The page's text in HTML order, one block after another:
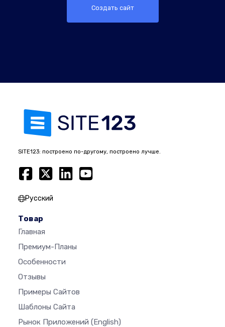
Создать сайт
SITE123: построено по-другому, построено лучше.
Русский
Товар
Главная
Премиум-Планы
Особенности
Отзывы
Примеры Сайтов
Шаблоны Сайта
Рынок Приложений (English)